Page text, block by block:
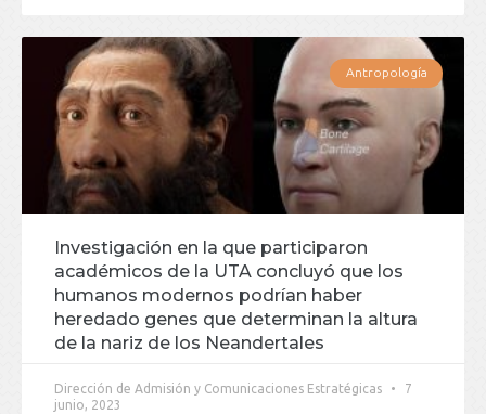
Antropología
Investigación en la que participaron
académicos de la UTA concluyó que los
humanos modernos podrían haber
heredado genes que determinan la altura
de la nariz de los Neandertales
Dirección de Admisión y Comunicaciones Estratégicas
7
junio, 2023